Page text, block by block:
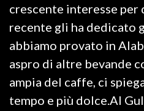
crescente interesse per
recente gli ha dedicato
abbiamo provato in
aspro di altre bevande
ampia del caffe, ci
tempo e più dolce.Al